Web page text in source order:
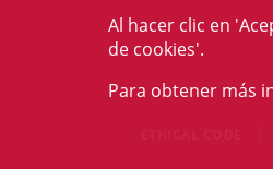
Al hacer clic en
de cookies'.
Para obtener más